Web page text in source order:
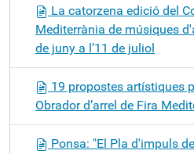
La catorzena edició del
Mediterrània de músiques
de juny a l’11 de juliol
19 propostes artístiques
Obrador d’arrel de Fira
Ponsa: "El Pla d'impuls